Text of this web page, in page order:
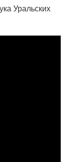
Уральских